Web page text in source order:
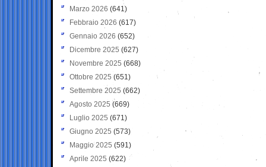
Marzo 2026 (641)
Febbraio 2026 (617)
Gennaio 2026 (652)
Dicembre 2025 (627)
Novembre 2025 (668)
Ottobre 2025 (651)
Settembre 2025 (662)
Agosto 2025 (669)
Luglio 2025 (671)
Giugno 2025 (573)
Maggio 2025 (591)
Aprile 2025 (622)